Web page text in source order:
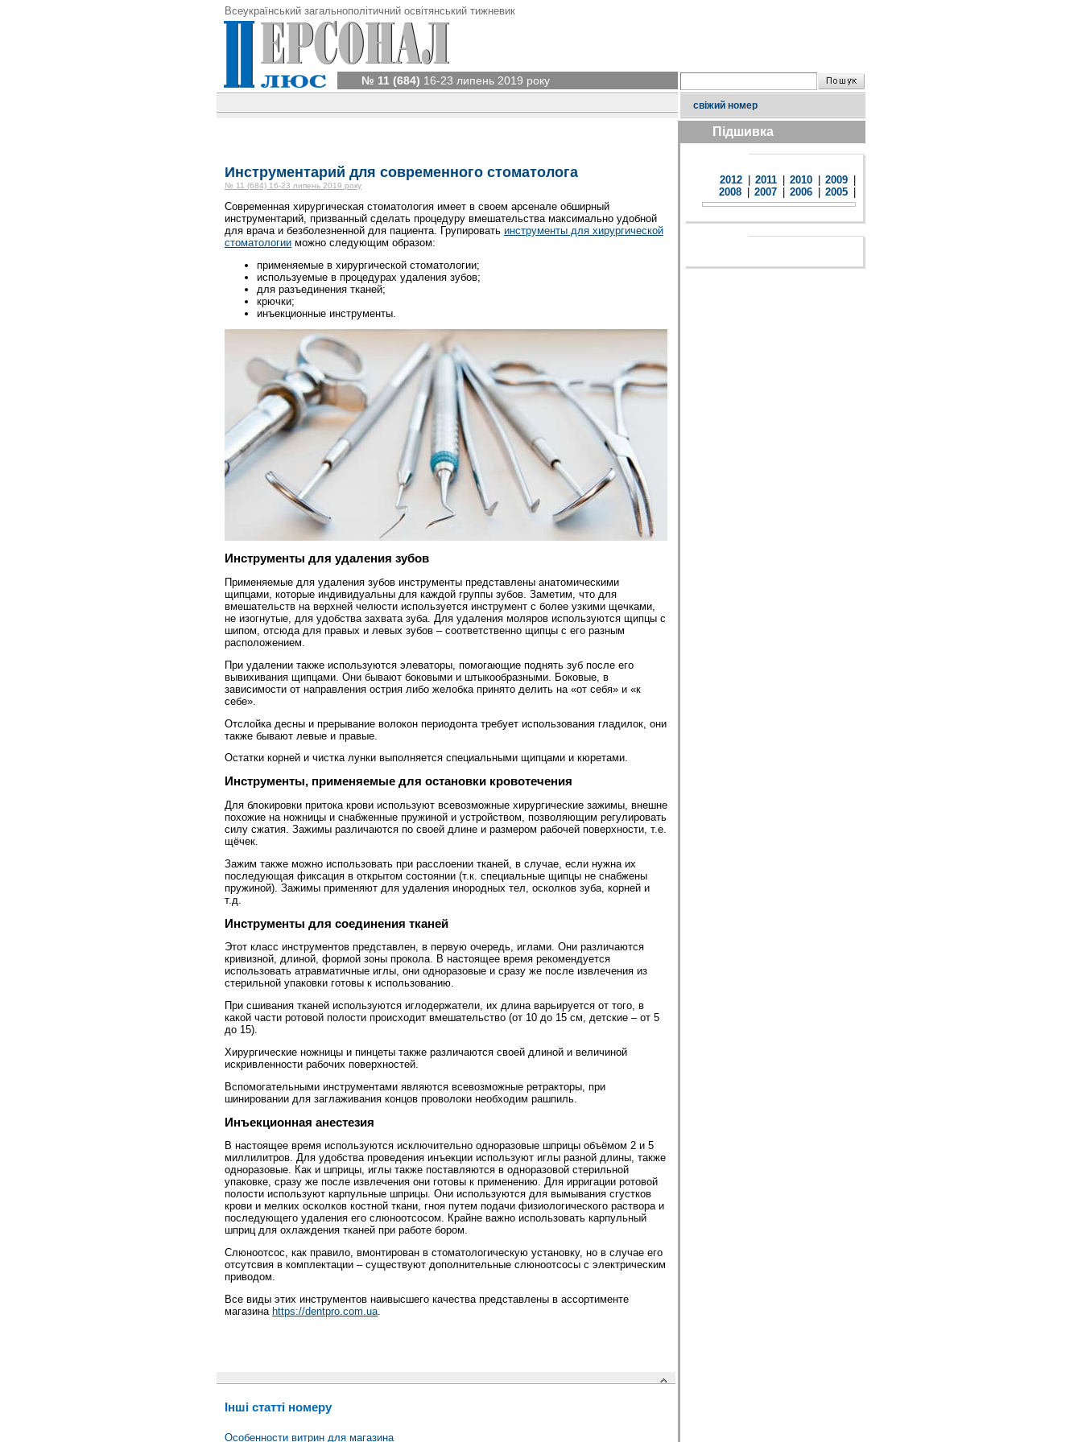
Всеукраїнський загальнополітичний освітянський тижневик
№ 11 (684) 16-23 липень 2019 року
свіжий номер
Инструментарий для современного стоматолога
№ 11 (684) 16-23 липень 2019 року
Современная хирургическая стоматология имеет в своем арсенале обширный
инструментарий, призванный сделать процедуру вмешательства максимально удобной
для врача и безболезненной для пациента. Групировать инструменты для хирургической
стоматологии можно следующим образом:
применяемые в хирургической стоматологии;
используемые в процедурах удаления зубов;
для разъединения тканей;
крючки;
инъекционные инструменты.
Инструменты для удаления зубов
Применяемые для удаления зубов инструменты представлены анатомическими
щипцами, которые индивидуальны для каждой группы зубов. Заметим, что для
вмешательств на верхней челюсти используется инструмент с более узкими щечками,
не изогнутые, для удобства захвата зуба. Для удаления моляров используются щипцы с
шипом, отсюда для правых и левых зубов – соответственно щипцы с его разным
расположением.
При удалении также используются элеваторы, помогающие поднять зуб после его
вывихивания щипцами. Они бывают боковыми и штыкообразными. Боковые, в
зависимости от направления острия либо желобка принято делить на «от себя» и «к
себе».
Отслойка десны и прерывание волокон периодонта требует использования гладилок, они
также бывают левые и правые.
Остатки корней и чистка лунки выполняется специальными щипцами и кюретами.
Инструменты, применяемые для остановки кровотечения
Для блокировки притока крови используют всевозможные хирургические зажимы, внешне
похожие на ножницы и снабженные пружиной и устройством, позволяющим регулировать
силу сжатия. Зажимы различаются по своей длине и размером рабочей поверхности, т.е.
щёчек.
Зажим также можно использовать при расслоении тканей, в случае, если нужна их
последующая фиксация в открытом состоянии (т.к. специальные щипцы не снабжены
пружиной). Зажимы применяют для удаления инородных тел, осколков зуба, корней и
т.д.
Инструменты для соединения тканей
Этот класс инструментов представлен, в первую очередь, иглами. Они различаются
кривизной, длиной, формой зоны прокола. В настоящее время рекомендуется
использовать атравматичные иглы, они одноразовые и сразу же после извлечения из
стерильной упаковки готовы к использованию.
При сшивания тканей используются иглодержатели, их длина варьируется от того, в
какой части ротовой полости происходит вмешательство (от 10 до 15 см, детские – от 5
до 15).
Хирургические ножницы и пинцеты также различаются своей длиной и величиной
искривленности рабочих поверхностей.
Вспомогательными инструментами являются всевозможные ретракторы, при
шинировании для заглаживания концов проволоки необходим рашпиль.
Инъекционная анестезия
В настоящее время используются исключительно одноразовые шприцы объёмом 2 и 5
миллилитров. Для удобства проведения инъекции используют иглы разной длины, также
одноразовые. Как и шприцы, иглы также поставляются в одноразовой стерильной
упаковке, сразу же после извлечения они готовы к применению. Для ирригации ротовой
полости используют карпульные шприцы. Они используются для вымывания сгустков
крови и мелких осколков костной ткани, гноя путем подачи физиологического раствора и
последующего удаления его слюноотсосом. Крайне важно использовать карпульный
шприц для охлаждения тканей при работе бором.
Слюноотсос, как правило, вмонтирован в стоматологическую установку, но в случае его
отсутсвия в комплектации – существуют дополнительные слюноотсосы с электрическим
приводом.
Все виды этих инструментов наивысшего качества представлены в ассортименте
магазина https://dentpro.com.ua
Інші статті номеру
Особенности витрин для магазина
Підшивка
2012 2011 2010 2009
2008
2007 2006 2005